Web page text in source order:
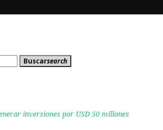
Buscarsearch
inversiones por USD 50 millones